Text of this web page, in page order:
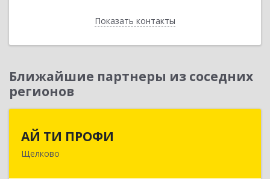
Показать контакты
Назад
Ближайшие партнеры из соседних
регионов
АЙ ТИ ПРОФИ
Щелково